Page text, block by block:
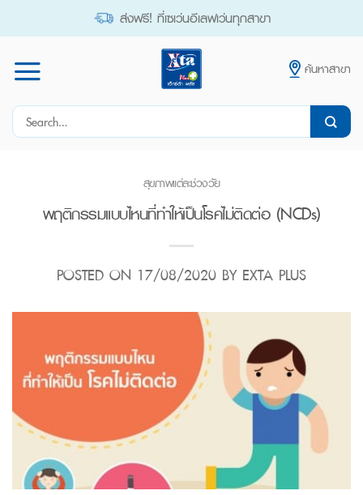
ส่งฟรี! ที่เซเว่นอีเลฟเว่นทุกสาขา
ค้นหาสาขา
Search
สุขภาพแต่ละช่วงวัย
พฤติกรรมแบบไหนที่ทำให้เป็นโรคไม่ติดต่อ (NCDs)
POSTED ON 17/08/2020 BY EXTA PLUS